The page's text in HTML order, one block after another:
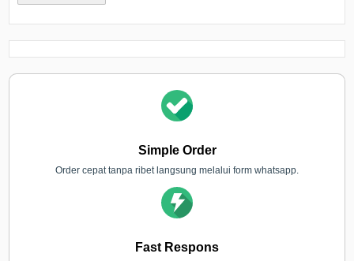
Simple Order
Order cepat tanpa ribet langsung melalui form whatsapp.
Fast Respons